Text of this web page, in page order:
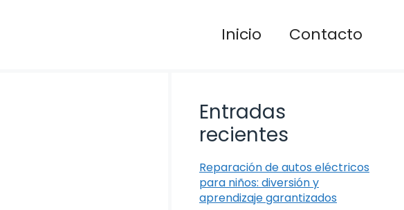
Inicio Contacto
Entradas
recientes
Reparación de autos eléctricos
para niños: diversión y
aprendizaje garantizados